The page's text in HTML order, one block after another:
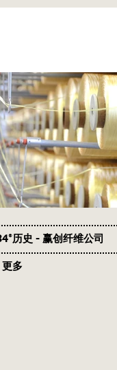
历史 - 赢创纤维公司
多